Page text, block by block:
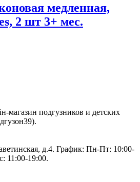
медленная,
2 шт 3+ мес.
магазин подгузников и детских
д.4. График: Пн-Пт: 10:00-
11:00-19:00.